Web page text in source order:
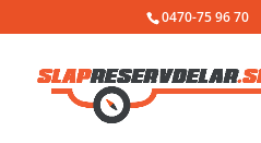
0470-75 96 70